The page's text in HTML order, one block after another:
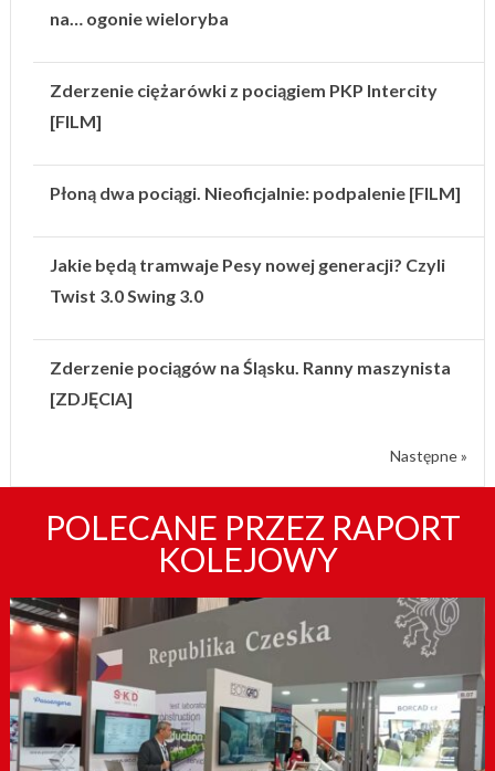
na… ogonie wieloryba
Zderzenie ciężarówki z pociągiem PKP Intercity
[FILM]
Płoną dwa pociągi. Nieoficjalnie: podpalenie [FILM]
Jakie będą tramwaje Pesy nowej generacji? Czyli
Twist 3.0 Swing 3.0
Zderzenie pociągów na Śląsku. Ranny maszynista
[ZDJĘCIA]
Następne »
POLECANE PRZEZ RAPORT
KOLEJOWY